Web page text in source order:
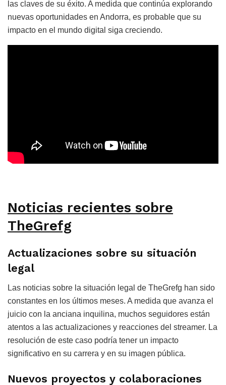
las claves de su éxito. A medida que continúa explorando
nuevas oportunidades en Andorra, es probable que su
impacto en el mundo digital siga creciendo.
Noticias recientes sobre
TheGrefg
Actualizaciones sobre su situación
legal
Las noticias sobre la situación legal de TheGrefg han sido
constantes en los últimos meses. A medida que avanza el
juicio con la anciana inquilina, muchos seguidores están
atentos a las actualizaciones y reacciones del streamer. La
resolución de este caso podría tener un impacto
significativo en su carrera y en su imagen pública.
Nuevos proyectos y colaboraciones